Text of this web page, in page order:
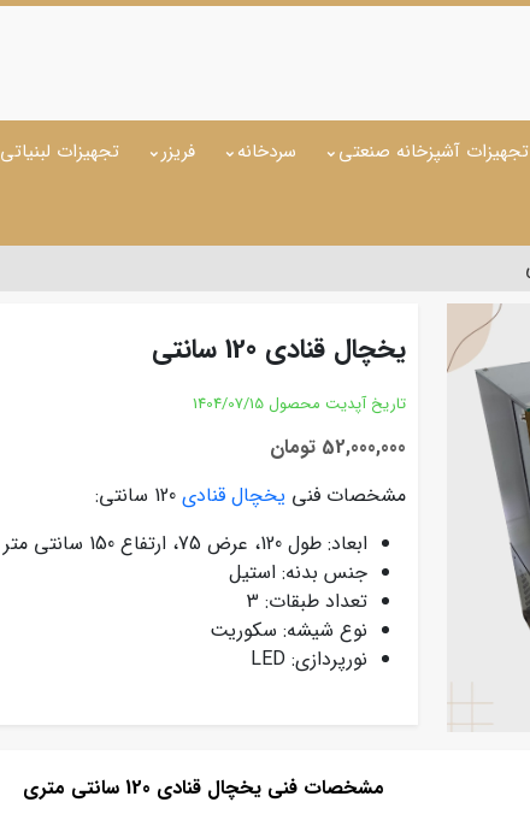
تجهیزات آشپزخانه صنعتی سردخانه فریزر تجهیزات لبنیاتی
یخچال قنادی 120 سانتی
تاریخ آپدیت محصول 1404/07/15
52,000,000 تومان
مشخصات فنی یخچال قنادی
ابعاد: طول 120، عرض 75، ارتفاع 150 سانتی متر
جنس بدنه: استیل
تعداد طبقات: 3
نوع شیشه: سکوریت
نورپردازی: LED
مشخصات فنی یخچال قنادی 120 سانتی متری